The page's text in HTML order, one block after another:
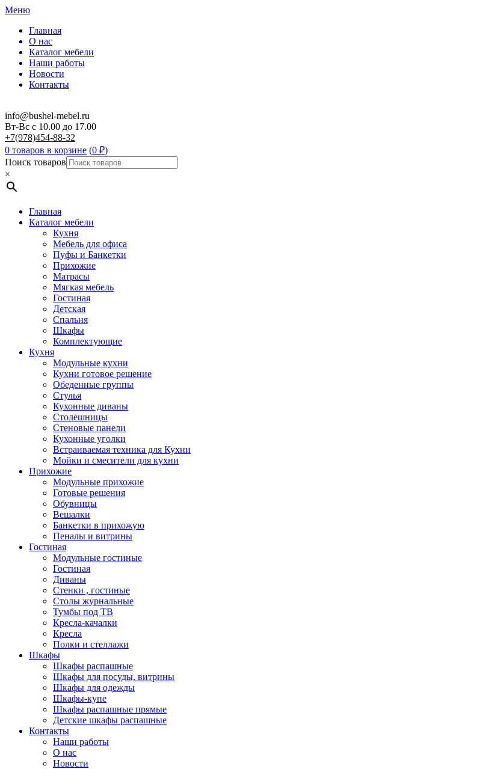
Меню
Главная
О нас
Каталог мебели
Наши работы
Новости
Контакты
info@bushel-mebel.ru
Вт-Вс c 10.00 до 17.00
+7(978)454-88-32
0 товаров в корзине (0 ₽)
Поиск товаров
×
Главная
Каталог мебели
Кухня
Мебель для офиса
Пуфы и Банкетки
Прихожие
Матрасы
Мягкая мебель
Гостиная
Детская
Спальня
Шкафы
Комплектующие
Кухня
Модульные кухни
Кухни готовое решение
Обеденные группы
Стулья
Кухонные диваны
Столешницы
Стеновые панели
Кухонные уголки
Встраиваемая техника для Кухни
Мойки и смесители для кухни
Прихожие
Модульные прихожие
Готовые решения
Обувницы
Вешалки
Банкетки в прихожую
Пеналы и витрины
Гостиная
Модульные гостиные
Гостиная
Диваны
Стенки , гостиные
Столы журнальные
Тумбы под ТВ
Кресла-качалки
Кресла
Полки и стеллажи
Шкафы
Шкафы распашные
Шкафы для посуды, витрины
Шкафы для одежды
Шкафы-купе
Шкафы распашные прямые
Детские шкафы распашные
Контакты
Наши работы
О нас
Новости